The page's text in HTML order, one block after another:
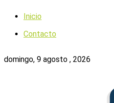
Inicio
Contacto
domingo, 9 agosto , 2026